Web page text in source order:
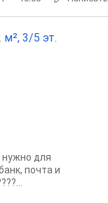
м², 3/5 эт.
для
почта и